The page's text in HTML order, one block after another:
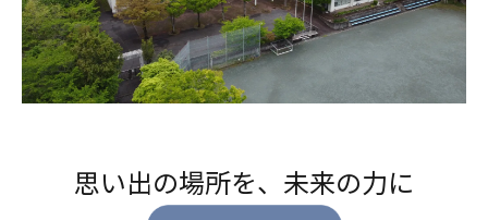
思い出の場所を、未来の力に